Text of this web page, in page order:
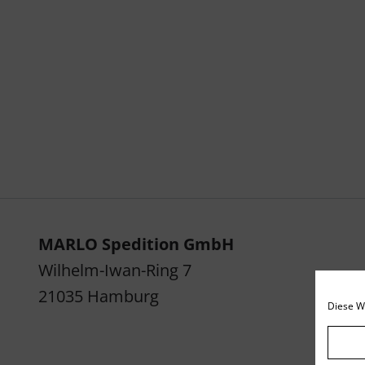
MARLO Spedition GmbH
Wilhelm-Iwan-Ring 7
21035 Hamburg
Diese